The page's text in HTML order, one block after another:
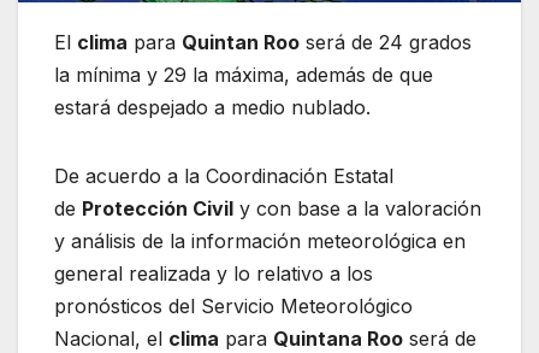
El clima para Quintan Roo será de 24 grados
la mínima y 29 la máxima, además de que
estará despejado a medio nublado.
De acuerdo a la Coordinación Estatal
de Protección Civil y con base a la valoración
y análisis de la información meteorológica en
general realizada y lo relativo a los
pronósticos del Servicio Meteorológico
Nacional, el clima para Quintana Roo será de